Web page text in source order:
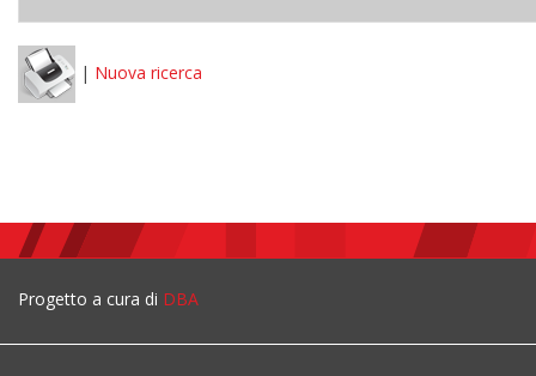
| Nuova ricerca
Progetto a cura di DBA